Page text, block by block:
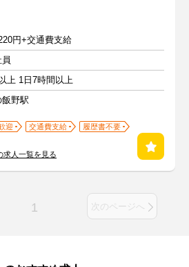
円+交通費支給
上 1日7時間以上
飯野駅
迎 交通費支給
履歴書不要
求人一覧を見る
1 次のページへ